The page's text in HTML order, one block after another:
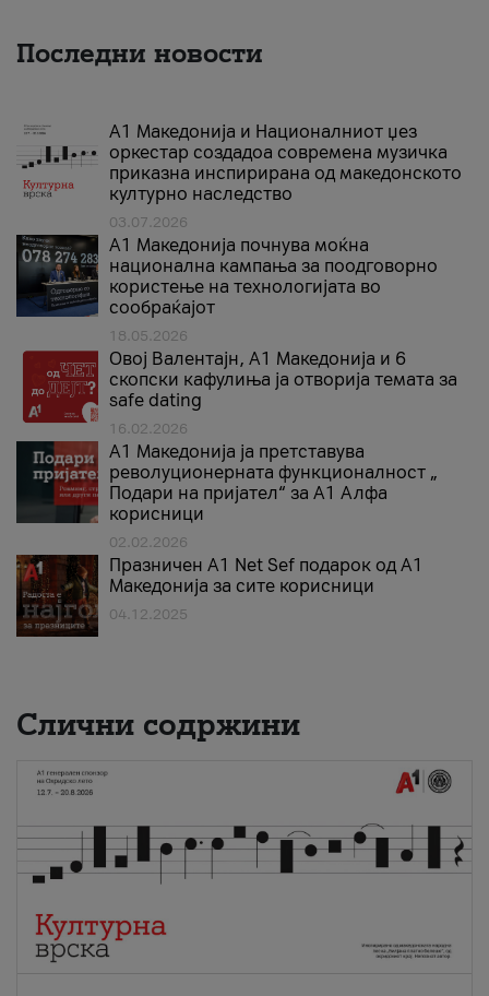
Последни новости
А1 Македонија и Националниот џез
оркестар создадоа современа музичка
приказна инспирирана од македонското
културно наследство
03.07.2026
A1 Македонија почнува моќна
национална кампања за поодговорно
користење на технологијата во
сообраќајот
18.05.2026
Овој Валентајн, A1 Македонија и 6
скопски кафулиња ја отворија темата за
safe dating
16.02.2026
А1 Македонија ја претставува
револуционерната функционалност „
Подари на пријател“ за А1 Алфа
корисници
02.02.2026
Празничен A1 Net Sеf подарок од А1
Македонија за сите корисници
04.12.2025
Слични содржини